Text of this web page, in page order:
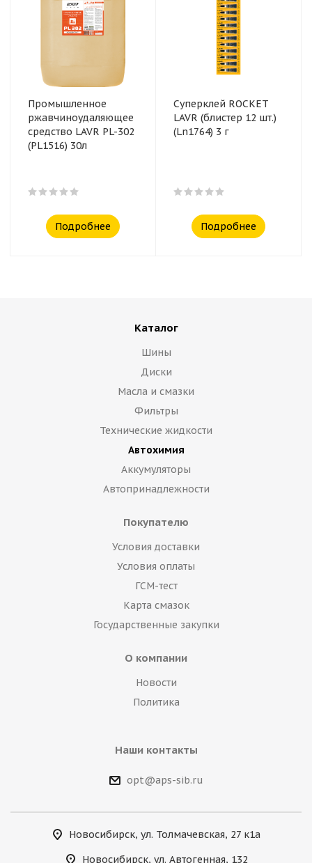
Промышленное
ржавчиноудаляющее
средство LAVR PL-302
(PL1516) 30л
Подробнее
Суперклей ROCKET
LAVR (блистер 12 шт.)
(Ln1764) 3 г
Подробнее
Каталог
Шины
Диски
Масла и смазки
Фильтры
Технические жидкости
Автохимия
Аккумуляторы
Автопринадлежности
Покупателю
Условия доставки
Условия оплаты
ГСМ-тест
Карта смазок
Государственные закупки
О компании
Новости
Политика
Наши контакты
opt@aps-sib.ru
Новосибирск, ул. Толмачевская, 27 к1а
Новосибирск, ул. Автогенная, 132